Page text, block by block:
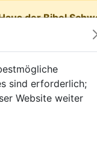
der Bibel
sind erforderlich;
Website weiter